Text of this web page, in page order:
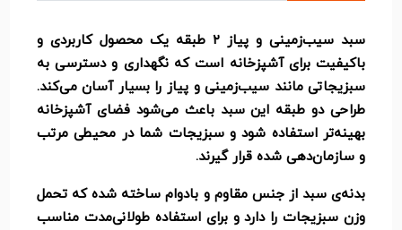
سبد سیب‌زمینی و پیاز ۲ طبقه یک محصول کاربردی و
باکیفیت برای آشپزخانه است که نگهداری و دسترسی به
سبزیجاتی مانند سیب‌زمینی و پیاز را بسیار آسان می‌کند.
طراحی دو طبقه این سبد باعث می‌شود فضای آشپزخانه
بهینه‌تر استفاده شود و سبزیجات شما در محیطی مرتب
و سازمان‌دهی شده قرار گیرند.
بدنه‌ی سبد از جنس مقاوم و بادوام ساخته شده که تحمل
وزن سبزیجات را دارد و برای استفاده طولانی‌مدت مناسب